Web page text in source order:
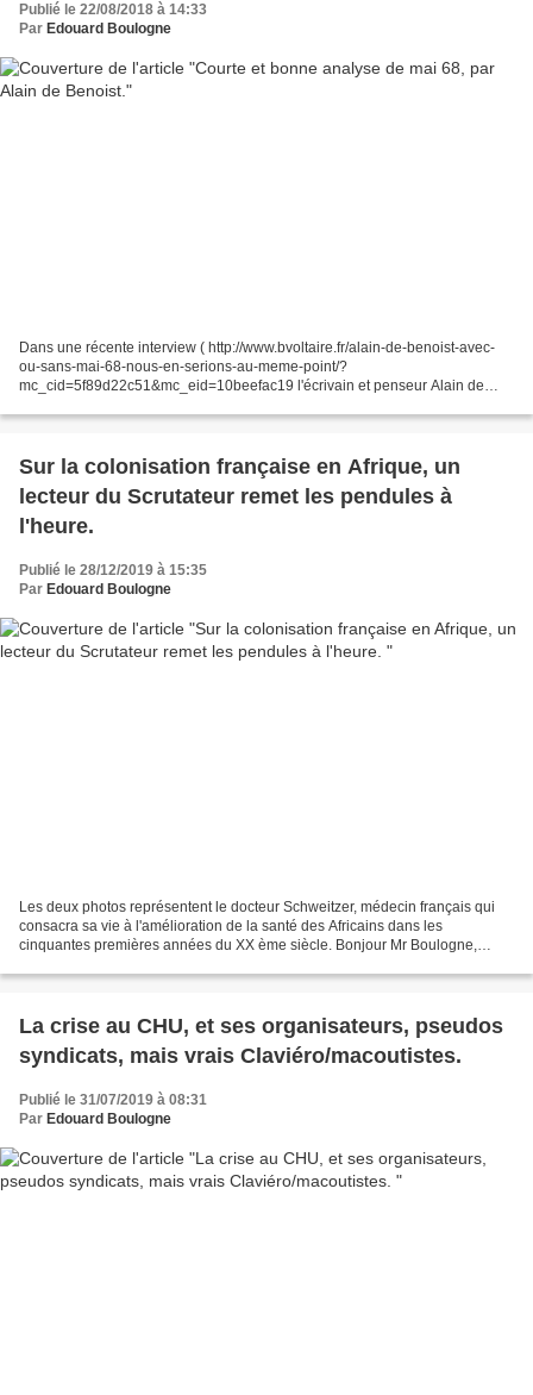
Publié le 22/08/2018 à 14:33
Par Edouard Boulogne
Dans une récente interview ( http://www.bvoltaire.fr/alain-de-benoist-avec-
ou-sans-mai-68-nous-en-serions-au-meme-point/?
mc_cid=5f89d22c51&mc_eid=10beefac19 l'écrivain et penseur Alain de
Sur la colonisation française en Afrique, un
lecteur du Scrutateur remet les pendules à
l'heure.
Publié le 28/12/2019 à 15:35
Par Edouard Boulogne
Les deux photos représentent le docteur Schweitzer, médecin français qui
consacra sa vie à l'amélioration de la santé des Africains dans les
cinquantes premières années du XX ème siècle. Bonjour Mr Boulogne,
La crise au CHU, et ses organisateurs, pseudos
syndicats, mais vrais Claviéro/macoutistes.
Publié le 31/07/2019 à 08:31
Par Edouard Boulogne